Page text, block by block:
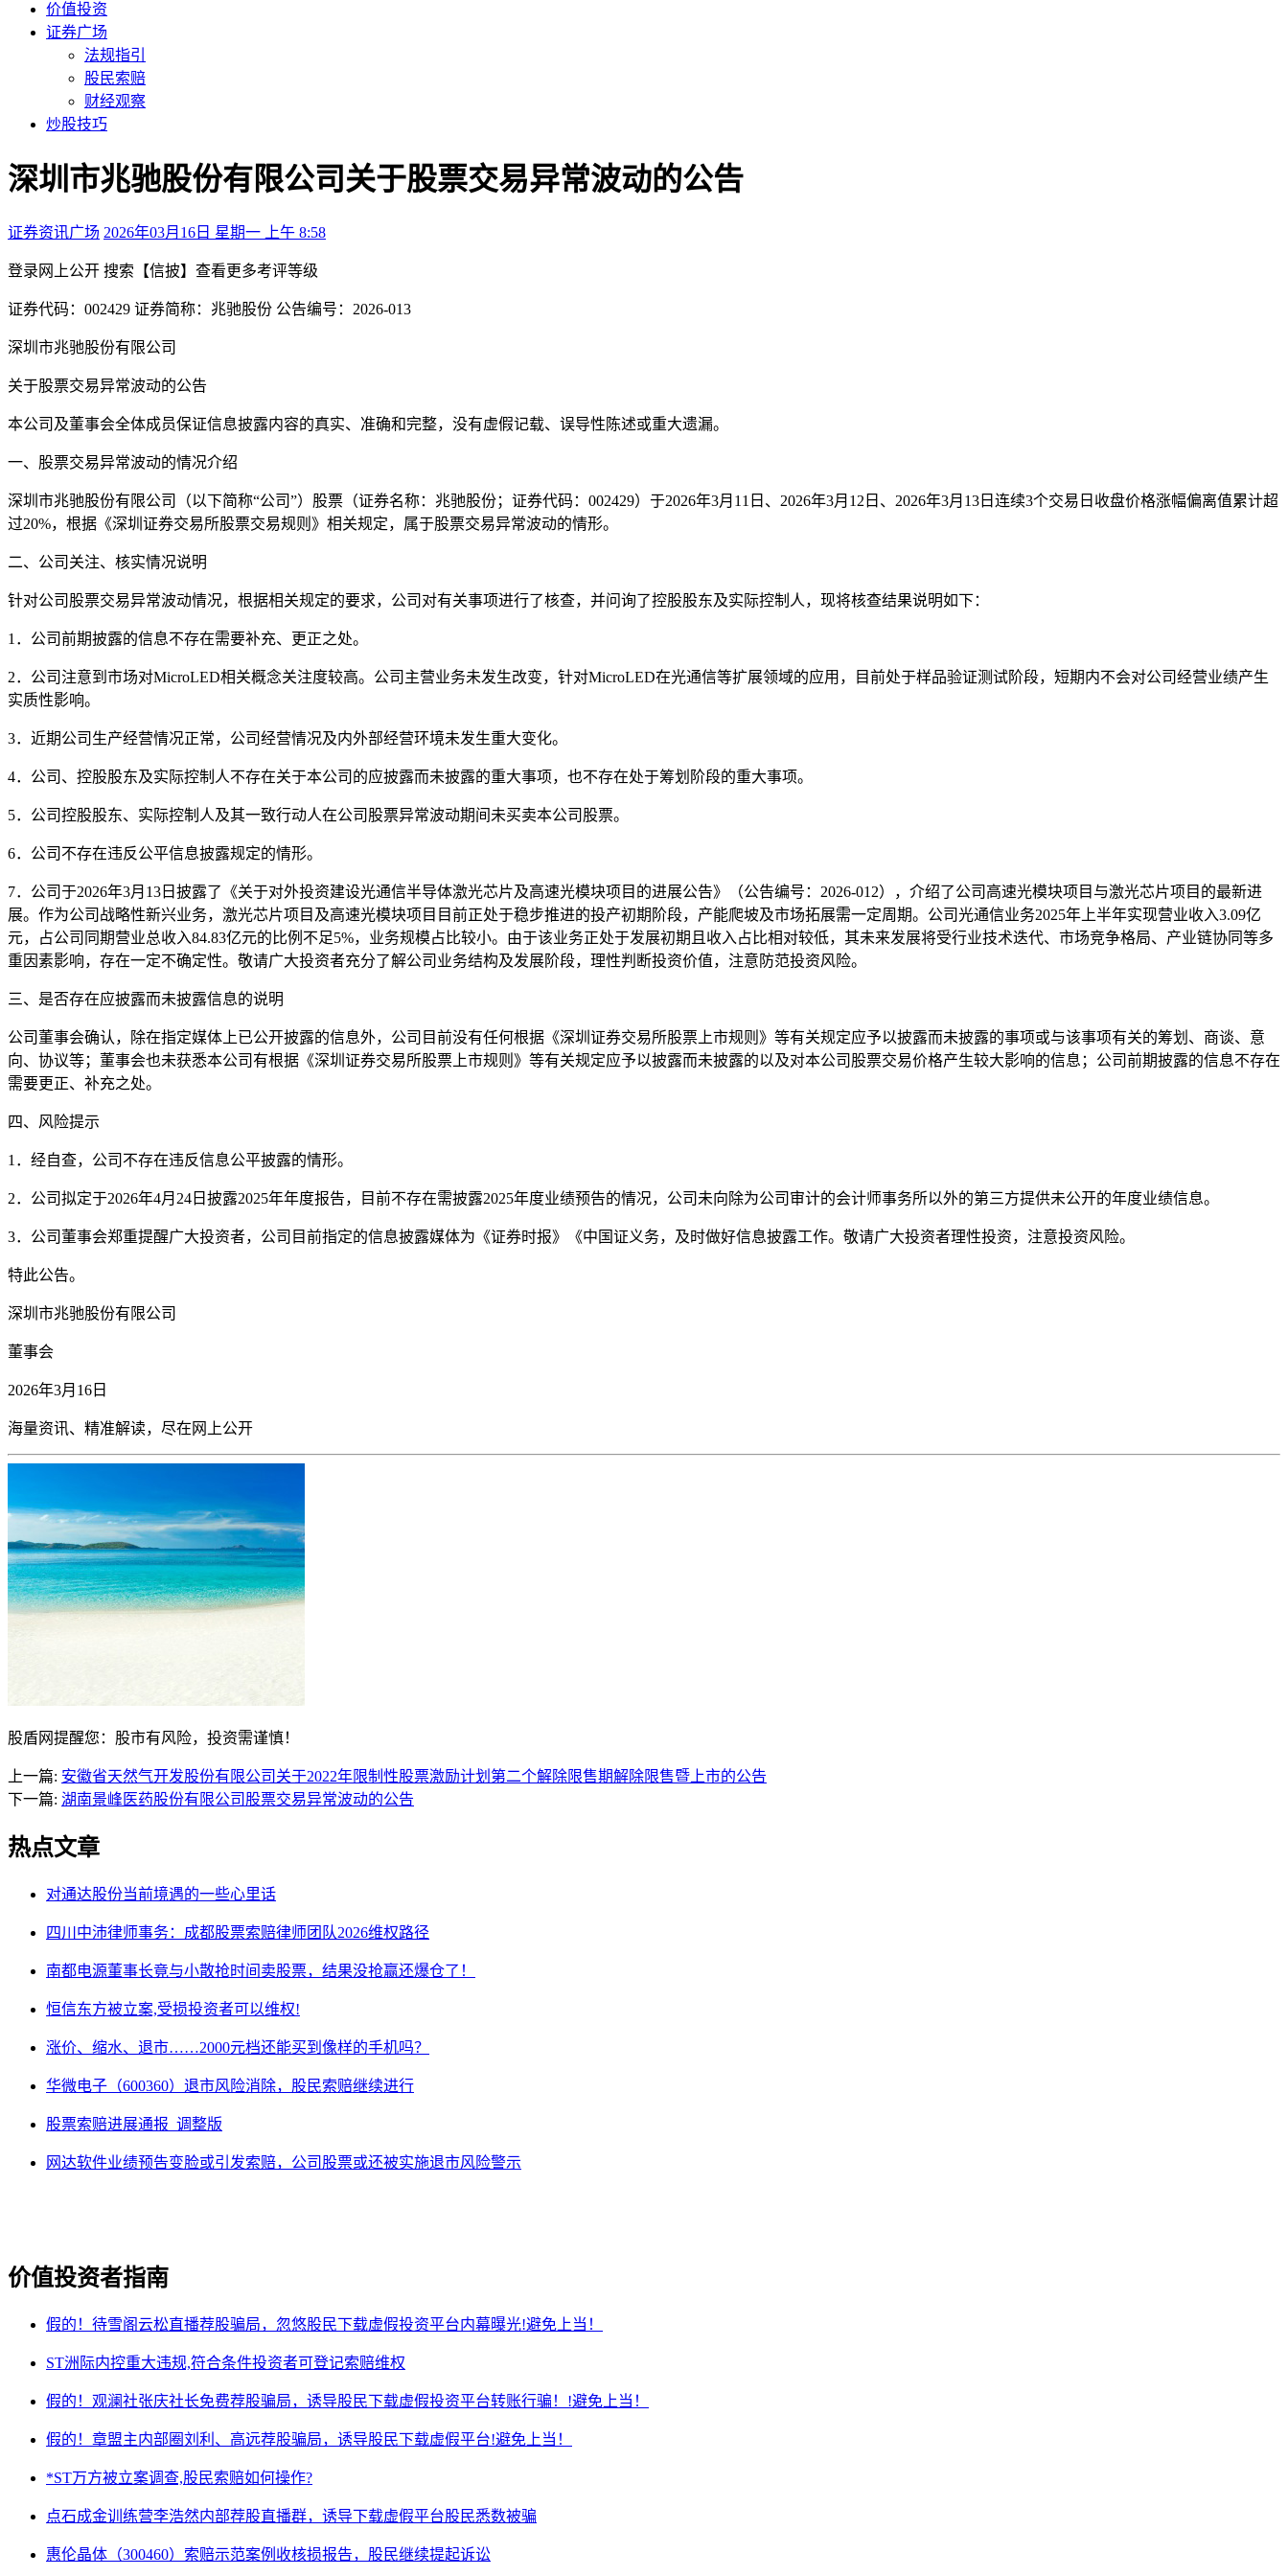
价值投资
证券广场
法规指引
股民索赔
财经观察
炒股技巧
深圳市兆驰股份有限公司关于股票交易异常波动的公告
证券资讯广场 2026年03月16日 星期一 上午 8:58
登录 网上公开 搜索【信披】查看更多考评等级
证券代码：002429 证券简称： 兆驰股份 公告编号：2026-013
深圳市兆驰股份有限公司
关于股票交易异常波动的公告
本公司及董事会全体成员保证信息披露内容的真实、准确和完整，没有虚假记载、误导性陈述或重大遗漏。
一、股票交易异常波动的情况介绍
深圳市兆驰股份有限公司（以下简称“公司”）股票（证券名称：兆驰股份；证券代码：002429）于2026年3月11日、2026年3月12日、2026年3月13日连续3个交易日收盘价格涨幅偏离值累计超
过20%，根据《深圳证券交易所股票交易规则》相关规定，属于股票交易异常波动的情形。
二、公司关注、核实情况说明
针对公司股票交易异常波动情况，根据相关规定的要求，公司对有关事项进行了核查，并问询了控股股东及实际控制人，现将核查结果说明如下：
1．公司前期披露的信息不存在需要补充、更正之处。
2．公司注意到市场对MicroLED相关概念关注度较高。公司主营业务未发生改变，针对MicroLED在光通信等扩展领域的应用，目前处于样品验证测试阶段，短期内不会对公司经营业绩产生
实质性影响。
3．近期公司生产经营情况正常，公司经营情况及内外部经营环境未发生重大变化。
4．公司、控股股东及实际控制人不存在关于本公司的应披露而未披露的重大事项，也不存在处于筹划阶段的重大事项。
5．公司控股股东、实际控制人及其一致行动人在公司股票异常波动期间未买卖本公司股票。
6．公司不存在违反公平信息披露规定的情形。
7．公司于2026年3月13日披露了《关于对外投资建设光通信半导体激光芯片及高速光模块项目的进展公告》（公告编号：2026-012），介绍了公司高速光模块项目与激光芯片项目的最新进
展。作为公司战略性新兴业务，激光芯片项目及高速光模块项目目前正处于稳步推进的投产初期阶段，产能爬坡及市场拓展需一定周期。公司光通信业务2025年上半年实现营业收入3.09亿
元，占公司同期营业总收入84.83亿元的比例不足5%，业务规模占比较小。由于该业务正处于发展初期且收入占比相对较低，其未来发展将受行业技术迭代、市场竞争格局、产业链协同等多
重因素影响，存在一定不确定性。敬请广大投资者充分了解公司业务结构及发展阶段，理性判断投资价值，注意防范投资风险。
三、是否存在应披露而未披露信息的说明
公司董事会确认，除在指定媒体上已公开披露的信息外，公司目前没有任何根据《深圳证券交易所股票上市规则》等有关规定应予以披露而未披露的事项或与该事项有关的筹划、商谈、意
向、协议等；董事会也未获悉本公司有根据《深圳证券交易所股票上市规则》等有关规定应予以披露而未披露的以及对本公司股票交易价格产生较大影响的信息；公司前期披露的信息不存在
需要更正、补充之处。
四、风险提示
1．经自查，公司不存在违反信息公平披露的情形。
2．公司拟定于2026年4月24日披露2025年年度报告，目前不存在需披露2025年度业绩预告的情况，公司未向除为公司审计的会计师事务所以外的第三方提供未公开的年度业绩信息。
3．公司董事会郑重提醒广大投资者，公司目前指定的信息披露媒体为《证券时报》《中国证义务，及时做好信息披露工作。敬请广大投资者理性投资，注意投资风险。
特此公告。
深圳市兆驰股份有限公司
董事会
2026年3月16日
海量资讯、精准解读，尽在 网上公开
股盾网提醒您：股市有风险，投资需谨慎！
上一篇: 安徽省天然气开发股份有限公司关于2022年限制性股票激励计划第二个解除限售期解除限售暨上市的公告
下一篇: 湖南景峰医药股份有限公司股票交易异常波动的公告
热点文章
对通达股份当前境遇的一些心里话
四川中沛律师事务：成都股票索赔律师团队2026维权路径
南都电源董事长竟与小散抢时间卖股票，结果没抢赢还爆仓了！
恒信东方被立案,受损投资者可以维权!
涨价、缩水、退市……2000元档还能买到像样的手机吗？
华微电子（600360）退市风险消除，股民索赔继续进行
股票索赔进展通报_调整版
网达软件业绩预告变脸或引发索赔，公司股票或还被实施退市风险警示
价值投资者指南
假的！待雪阁云松直播荐股骗局，忽悠股民下载虚假投资平台内幕曝光!避免上当！
ST洲际内控重大违规,符合条件投资者可登记索赔维权
假的！观澜社张庆社长免费荐股骗局，诱导股民下载虚假投资平台转账行骗！!避免上当！
假的！章盟主内部圈刘利、高远荐股骗局，诱导股民下载虚假平台!避免上当！
*ST万方被立案调查,股民索赔如何操作?
点石成金训练营李浩然内部荐股直播群，诱导下载虚假平台股民悉数被骗
惠伦晶体（300460）索赔示范案例收核损报告，股民继续提起诉讼